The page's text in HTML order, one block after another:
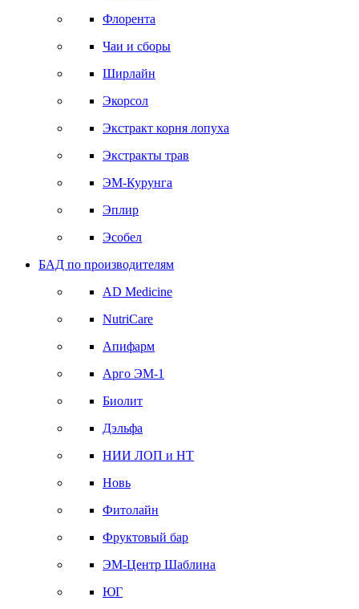
Флорента
Чаи и сборы
Ширлайн
Экорсол
Экстракт корня лопуха
Экстракты трав
ЭМ-Курунга
Эплир
Эсобел
БАД по производителям
AD Medicine
NutriCare
Апифарм
Арго ЭМ-1
Биолит
Дэльфа
НИИ ЛОП и НТ
Новь
Фитолайн
Фруктовый бар
ЭМ-Центр Шаблина
ЮГ